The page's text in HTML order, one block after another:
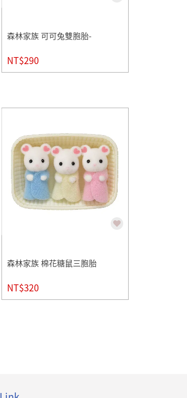
森林家族 可可兔雙胞胎-
NT$290
森林家族 棉花糖鼠三胞胎
NT$320